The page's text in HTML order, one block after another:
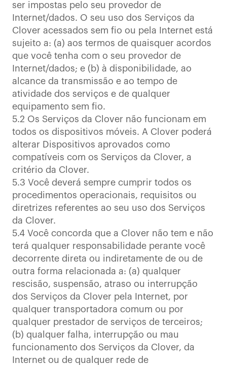
ser impostas pelo seu provedor de
Internet/dados. O seu uso dos Serviços da
Clover acessados sem fio ou pela Internet está
sujeito a: (a) aos termos de quaisquer acordos
que você tenha com o seu provedor de
Internet/dados; e (b) à disponibilidade, ao
alcance da transmissão e ao tempo de
atividade dos serviços e de qualquer
equipamento sem fio.
5.2 Os Serviços da Clover não funcionam em
todos os dispositivos móveis. A Clover poderá
alterar Dispositivos aprovados como
compatíveis com os Serviços da Clover, a
critério da Clover.
5.3 Você deverá sempre cumprir todos os
procedimentos operacionais, requisitos ou
diretrizes referentes ao seu uso dos Serviços
da Clover.
5.4 Você concorda que a Clover não tem e não
terá qualquer responsabilidade perante você
decorrente direta ou indiretamente de ou de
outra forma relacionada a: (a) qualquer
rescisão, suspensão, atraso ou interrupção
dos Serviços da Clover pela Internet, por
qualquer transportadora comum ou por
qualquer prestador de serviços de terceiros;
(b) qualquer falha, interrupção ou mau
funcionamento dos Serviços da Clover, da
Internet ou de qualquer rede de